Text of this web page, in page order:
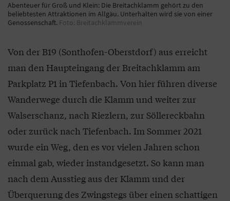
Abenteuer für Groß und Klein: Die Breitachklamm gehört zu den
beliebtesten Attraktionen im Allgäu. Unterhalten wird sie von einer
Genossenschaft. Foto: Breitachklammverein
Von der B19 (Sonthofen-Oberstdorf) aus erreicht
man den Haupteingang der Breitachklamm am
Parkplatz P1 in Tiefenbach. Von hier führen diverse
Wanderwege durch die Klamm und weiter zur
Walserschanz, nach Riezlern, zur Söllereckbahn
oder zurück nach Tiefenbach. Im Sommer 2021
wurde ein Weg, den es vor vielen Jahren schon
einmal gab, wieder instandgesetzt. So kann man
nach dem Ausstieg aus der Klamm und der
Überquerung des Zwingstegs über einen schattigen